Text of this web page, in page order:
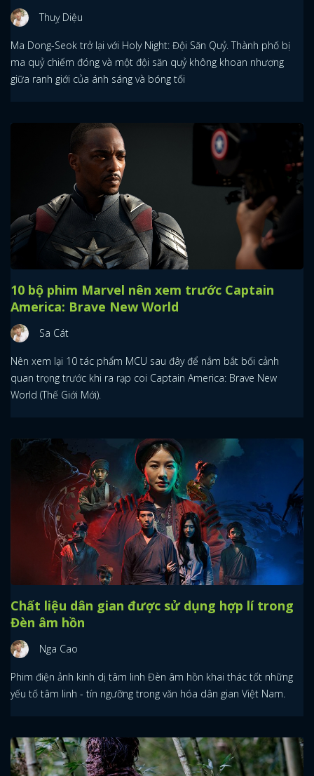
Thuỵ Diệu
Ma Dong-Seok trở lại với Holy Night: Đội Săn Quỷ. Thành phố bị
ma quỷ chiếm đóng và một đội săn quỷ không khoan nhượng
giữa ranh giới của ánh sáng và bóng tối
10 bộ phim Marvel nên xem trước Captain
America: Brave New World
Sa Cát
Nên xem lại 10 tác phẩm MCU sau đây để nắm bắt bối cảnh
quan trọng trước khi ra rạp coi Captain America: Brave New
World (Thế Giới Mới).
Chất liệu dân gian được sử dụng hợp lí trong
Đèn âm hồn
Nga Cao
Phim điện ảnh kinh dị tâm linh Đèn âm hồn khai thác tốt những
yếu tố tâm linh - tín ngưỡng trong văn hóa dân gian Việt Nam.